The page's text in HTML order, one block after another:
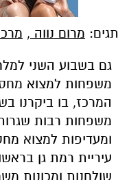
תגים: מרום נווה ,
גם בשבוע השני
משפחות למצוא
המרכז, בו ביקרנו
משפחות רבות
ומעדיפות למצוא
עיריית רמת גן
שולחנות ומכונות